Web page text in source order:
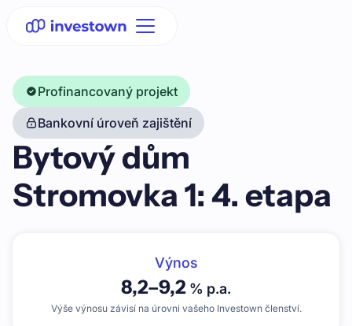
Profinancovaný projekt
Bankovní úroveň zajištění
Bytový dům
Stromovka 1: 4. etapa
Výnos
8,2–9,2 % p.a.
Výše výnosu závisí na úrovni vašeho Investown členství.